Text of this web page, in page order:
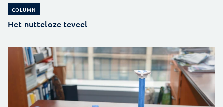
COLUMN
Het nutteloze teveel